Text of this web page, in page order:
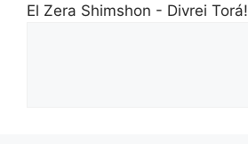
El Zera Shimshon - Divrei Torá!